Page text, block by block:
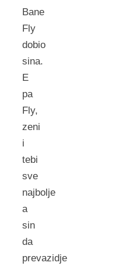
Bane
Fly
dobio
sina.
E
pa
Fly,
zeni
i
tebi
sve
najbolje
a
sin
da
prevazidje